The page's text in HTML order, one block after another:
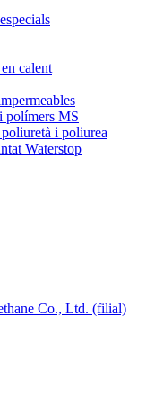
calent
polímers MS
i poliurea
Waterstop
Co., Ltd. (filial)